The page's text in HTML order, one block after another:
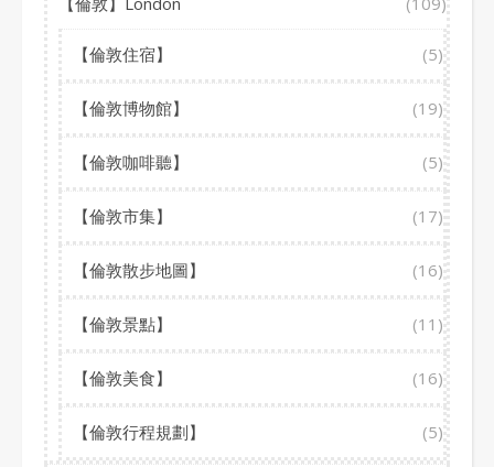
【倫敦住宿】 (5)
【倫敦博物館】 (19)
【倫敦咖啡聽】 (5)
【倫敦市集】 (17)
【倫敦散步地圖】 (16)
【倫敦景點】 (11)
【倫敦美食】 (16)
【倫敦行程規劃】 (5)